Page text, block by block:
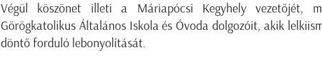
Végül köszönet illeti a Máriapócsi Kegyhely vezetőjét,
Görögkatolikus Általános Iskola és Óvoda dolgozóit, akik
döntő forduló lebonyolítását.